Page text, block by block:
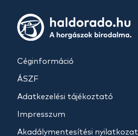
Céginformáció
ÁSZF
Adatkezelési tájékoztató
Impresszum
Akadálymentesítési nyilatkozat